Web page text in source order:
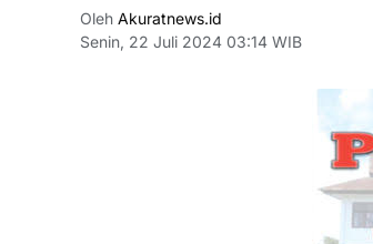
Oleh Akuratnews.id
Senin, 22 Juli 2024 03:14 WIB